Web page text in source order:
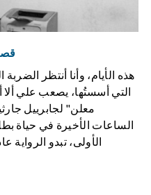
هذه الأيام، وأنا أنتظر الضربة
التي أسستُها، يصعب علي
معلن" لجابرييل
الساعات الأخيرة في حياة
الأولى، تبدو الرواية